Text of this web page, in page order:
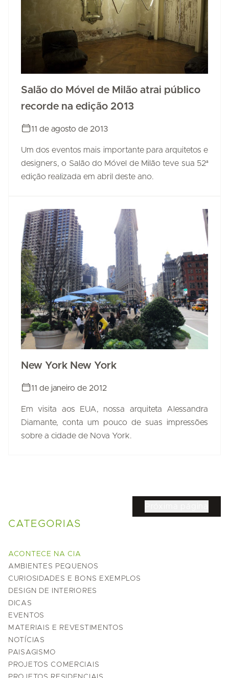
Salão do Móvel de Milão atrai público
recorde na edição 2013
11 de agosto de 2013
Um dos eventos mais importante para arquitetos e
designers, o Salão do Móvel de Milão teve sua 52ª
edição realizada em abril deste ano.
New York New York
11 de janeiro de 2012
Em visita aos EUA, nossa arquiteta Alessandra
Diamante, conta um pouco de suas impressões
sobre a cidade de Nova York.
CATEGORIAS
ACONTECE NA CIA
AMBIENTES PEQUENOS
CURIOSIDADES E BONS EXEMPLOS
DESIGN DE INTERIORES
DICAS
EVENTOS
MATERIAIS E REVESTIMENTOS
NOTÍCIAS
PAISAGISMO
PROJETOS COMERCIAIS